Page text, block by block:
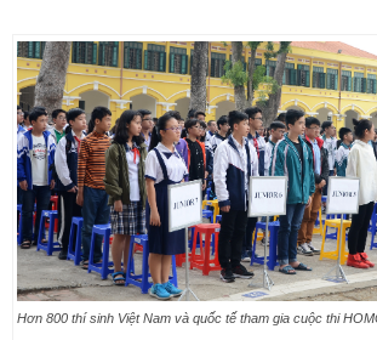
Hơn 800 thí sinh Việt Nam và quốc tế tham gia cuộc thi